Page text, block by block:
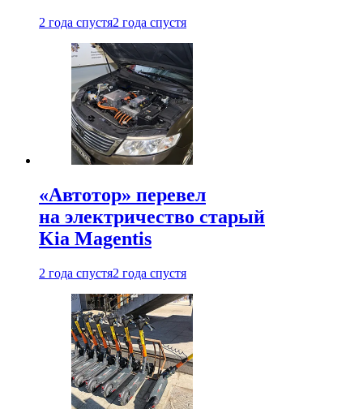
2 года спустя2 года спустя
«Автотор» перевел
на электричество старый
Kia Magentis
2 года спустя2 года спустя